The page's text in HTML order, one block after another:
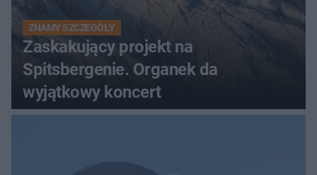
ZNAMY SZCZEGÓŁY
Zaskakujący projekt na
Spitsbergenie. Organek da
wyjątkowy koncert